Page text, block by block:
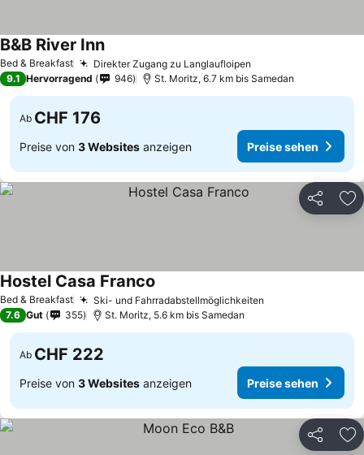
Bed & Breakfast Direkter Zugang zu Langlaufloipen
B&B River Inn
9.1 Hervorragend 946 St. Moritz, 6.7 km bis Samedan
Ab CHF 176
Preise von 3 Websites anzeigen Preise sehen
Teilen
Bed & Breakfast Ski- und Fahrradabstellmöglichkeiten
Hostel Casa Franco
7.6 Gut 355 St. Moritz, 5.6 km bis Samedan
Ab CHF 222
Preise von 3 Websites anzeigen Preise sehen
Teilen